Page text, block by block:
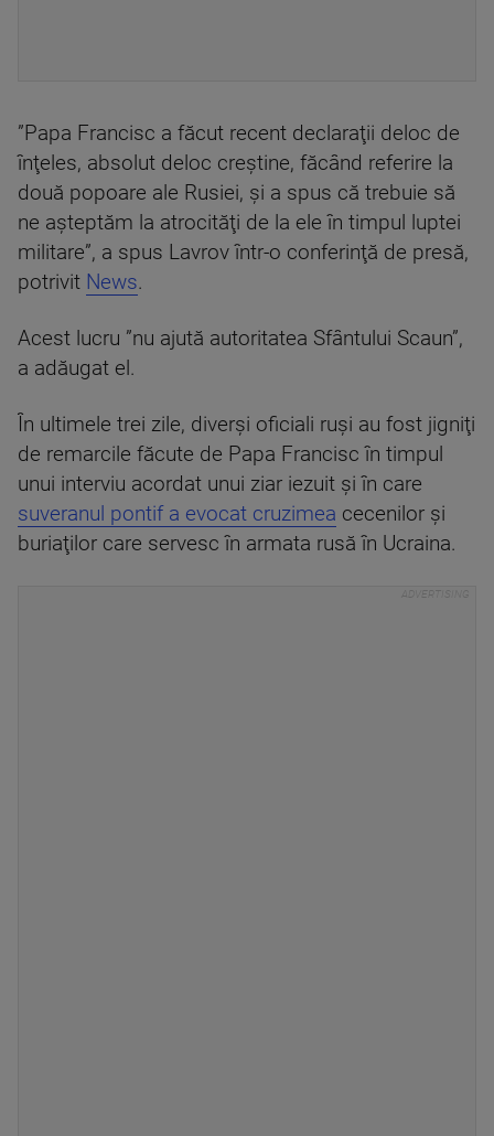
”Papa Francisc a făcut recent declaraţii deloc de
înţeles, absolut deloc creştine, făcând referire la
două popoare ale Rusiei, şi a spus că trebuie să
ne aşteptăm la atrocităţi de la ele în timpul luptei
militare”, a spus Lavrov într-o conferinţă de presă,
potrivit News.
Acest lucru ”nu ajută autoritatea Sfântului Scaun”,
a adăugat el.
În ultimele trei zile, diverşi oficiali ruşi au fost jigniţi
de remarcile făcute de Papa Francisc în timpul
unui interviu acordat unui ziar iezuit şi în care
suveranul pontif a evocat cruzimea cecenilor şi
buriaţilor care servesc în armata rusă în Ucraina.